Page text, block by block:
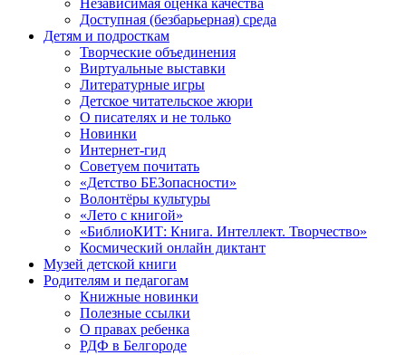
Доступная (безбарьерная) среда
Детям и подросткам
Творческие объединения
Виртуальные выставки
Литературные игры
Детское читательское жюри
О писателях и не только
Новинки
Интернет-гид
Советуем почитать
«Детство БЕЗопасности»
Волонтёры культуры
«Лето с книгой»
«БиблиоКИТ: Книга. Интеллект. Творчество»
Космический онлайн диктант
Музей детской книги
Родителям и педагогам
Книжные новинки
Полезные ссылки
О правах ребенка
РДФ в Белгороде